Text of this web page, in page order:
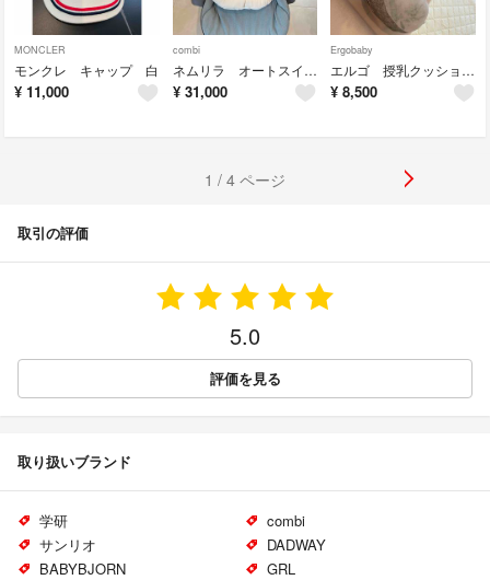
MONCLER
モンクレ キャップ 白
¥ 11,000
combi
ネムリラ オートスイング〔美品〕
¥ 31,000
Ergobaby
エルゴ 授乳クッション〔美品〕
¥ 8,500
1 / 4 ページ
取引の評価
5.0
評価を見る
取り扱いブランド
学研
combi
サンリオ
DADWAY
BABYBJORN
GRL